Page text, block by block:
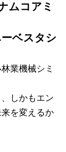
ムコアミ
ベスタシ
業機械シミ
しかもエン
を変えるか